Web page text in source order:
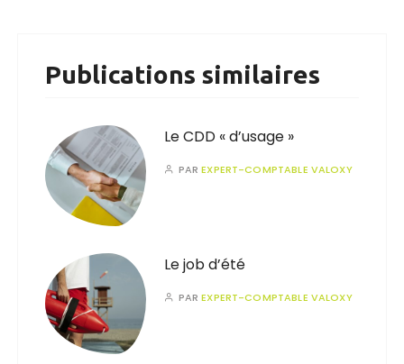
Publications similaires
Le CDD « d’usage »
PAREXPERT-COMPTABLE VALOXY
Le job d’été
PAREXPERT-COMPTABLE VALOXY